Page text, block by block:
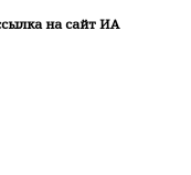
на сайт ИА